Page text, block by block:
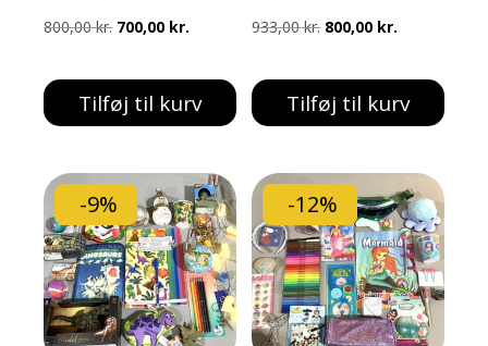
800,00kr. Den
pris
var:
700,00 kr.
pris
er:
Tilføj til kurv
933,00kr. Den
pris
var:
800,00 kr.
pris
er:
Tilføj til kurv
-9% -12%